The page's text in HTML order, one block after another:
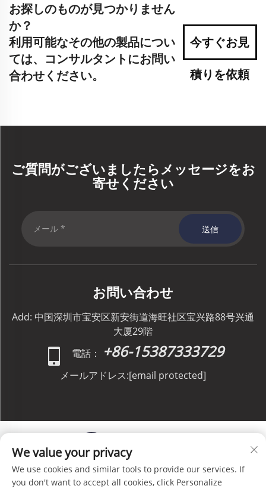
お探しのものが見つかりません
か？
利用可能なその他の製品につい
ては、コンサルタントにお問い
合わせください。
今すぐお見
積りを依頼
ご質問がございましたらメッセージをお
寄せください
送信
お問い合わせ
Add: 中国深圳市宝安区新安街道海旺社区宝兴路88号兴通
大厦29階
電話：
+86-15387333729
メールアドレス:[email protected]
Copyright © C&C GLOBAL Logistics Co., Limited All
We value your privacy
We use cookies and similar tools to provide our services. If
you don't want to accept all cookies, click Personalize